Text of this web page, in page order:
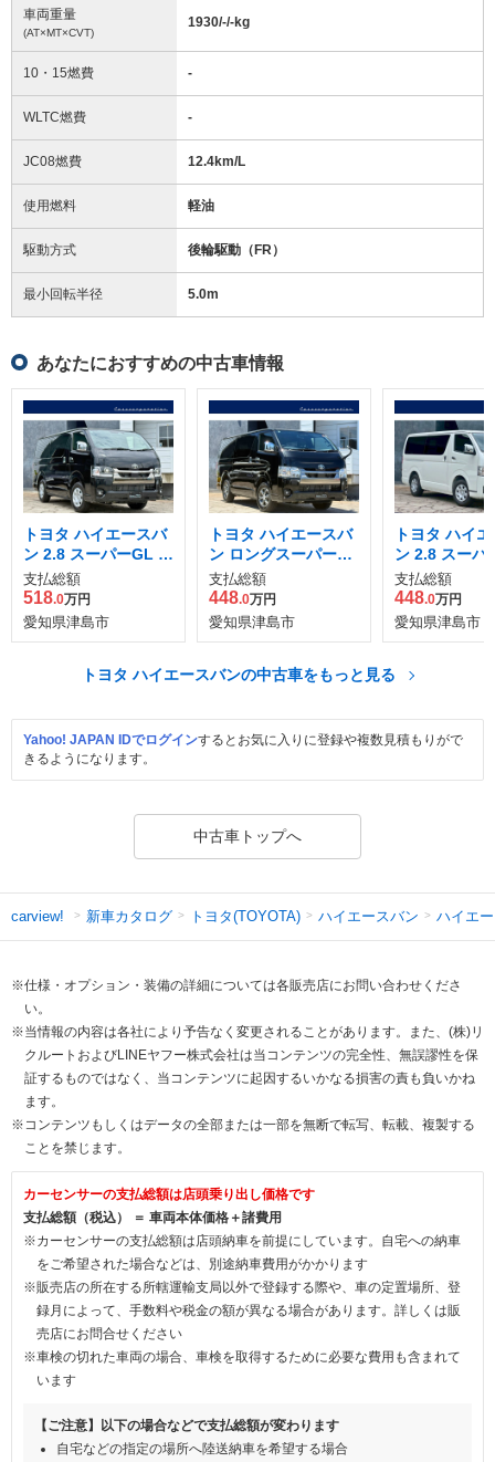
車両重量
(AT×MT×CVT)
1930/-/-kg
10・15燃費 -
WLTC燃費 -
JC08燃費 12.4km/L
使用燃料 軽油
駆動方式 後輪駆動（FR）
最小回転半径 5.0m
あなたにおすすめの中古車情報
トヨタ ハイエースバ
ン 2.8 スーパーGL ダ
ークプライムII ロン
グボディ ディーゼル
ターボ
支払総額
518.0万円
愛知県津島市
トヨタ ハイエースバ
ン ロングスーパーGL
ダークプライムS
支払総額
448.0万円
愛知県津島市
トヨタ ハイ
ン 2.8 スーパ
ークプライム
グボディ デ
ターボ
支払総額
448.0万円
愛知県津島市
トヨタ ハイエースバンの中古車をもっと見る
Yahoo! JAPAN IDでログインするとお気に入りに登録や複数見積もりがで
きるようになります。
中古車トップへ
carview! 新車カタログ トヨタ(TOYOTA) ハイエースバン ハイエ
※仕様・オプション・装備の詳細については各販売店にお問い合わせくださ
い。
※当情報の内容は各社により予告なく変更されることがあります。また、(株)リ
クルートおよびLINEヤフー株式会社は当コンテンツの完全性、無誤謬性を保
証するものではなく、当コンテンツに起因するいかなる損害の責も負いかね
ます。
※コンテンツもしくはデータの全部または一部を無断で転写、転載、複製する
ことを禁じます。
カーセンサーの支払総額は店頭乗り出し価格です
支払総額（税込） ＝ 車両本体価格＋諸費用
※カーセンサーの支払総額は店頭納車を前提にしています。自宅への納車
をご希望された場合などは、別途納車費用がかかります
※販売店の所在する所轄運輸支局以外で登録する際や、車の定置場所、登
録月によって、手数料や税金の額が異なる場合があります。詳しくは販
売店にお問合せください
※車検の切れた車両の場合、車検を取得するために必要な費用も含まれて
います
【ご注意】以下の場合などで支払総額が変わります
自宅などの指定の場所へ陸送納車を希望する場合